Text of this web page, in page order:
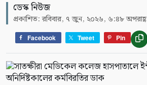
ডেস্ক নিউজ
প্রকাশিত: রবিবার, ৭ জুন, ২০২৬, ৬:৪৮ অপরাহ্ণ
Facebook Tweet Pin